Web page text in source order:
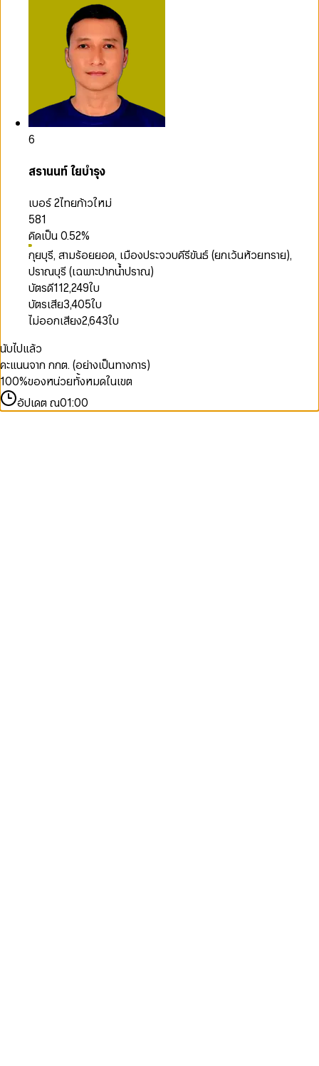
6
สรานนท์ ใยบำรุง
เบอร์ 2ไทยก้าวใหม่
581
คิดเป็น0.52%
กุยบุรี, สามร้อยยอด, เมืองประจวบคีรีขันธ์ (ยกเว้นห้วยทราย),
ปราณบุรี (เฉพาะปากน้ำปราณ)
บัตรดี112,249ใบ
บัตรเสีย3,405ใบ
ไม่ออกเสียง2,643ใบ
นับไปแล้ว
คะแนนจาก กกต. (อย่างเป็นทางการ)
100%ของหน่วยทั้งหมดในเขต
อัปเดต ณ01:00